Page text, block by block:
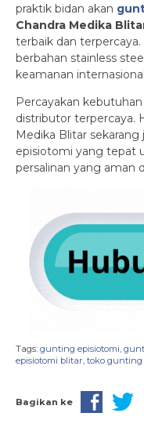
praktik bidan akan
Chandra Medika
terbaik dan
berbahan stainless
keamanan
Percayakan
distributor terpercaya.
Medika Blitar
episiotomi yang tepat
persalinan yang aman
Tags: gunting episiotomi,
episiotomi blitar, toko gunting
Bagikan ke